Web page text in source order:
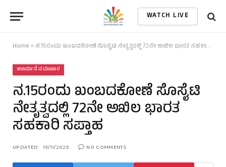
WATCH LIVE
Home » ನ.15ರಂದು ಖಂಬದಕೋಣೆ ಸೊಸೈಟಿ ನೇತೃತ್ವದಲ್ಲಿ 72ನೇ ಅಖಿಲ ಭಾರತ ಸಹಕಾರಿ ಸಪ್ತಾಹ
ಊರ್ಮನೆ ಸಮಾಚಾರ
ನ.15ರಂದು ಖಂಬದಕೋಣೆ ಸೊಸೈಟಿ
ನೇತೃತ್ವದಲ್ಲಿ 72ನೇ ಅಖಿಲ ಭಾರತ
ಸಹಕಾರಿ ಸಪ್ತಾಹ
UPDATED: 13/11/2025 NO COMMENTS